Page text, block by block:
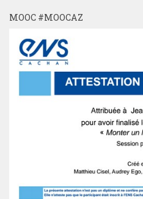
MOOC #MOOCAZ